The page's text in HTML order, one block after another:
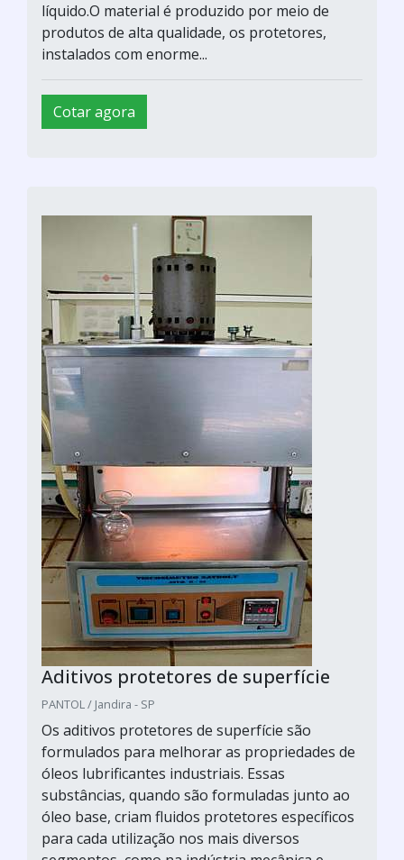
líquido.O material é produzido por meio de
produtos de alta qualidade, os protetores,
instalados com enorme...
Cotar agora
Aditivos protetores de superfície
PANTOL / Jandira - SP
Os aditivos protetores de superfície são
formulados para melhorar as propriedades de
óleos lubrificantes industriais. Essas
substâncias, quando são formuladas junto ao
óleo base, criam fluidos protetores específicos
para cada utilização nos mais diversos